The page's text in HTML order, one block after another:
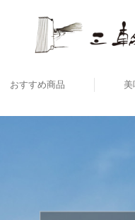
おすすめ商品
価格で選ぶ商品
用・ご家庭用を選ぶ